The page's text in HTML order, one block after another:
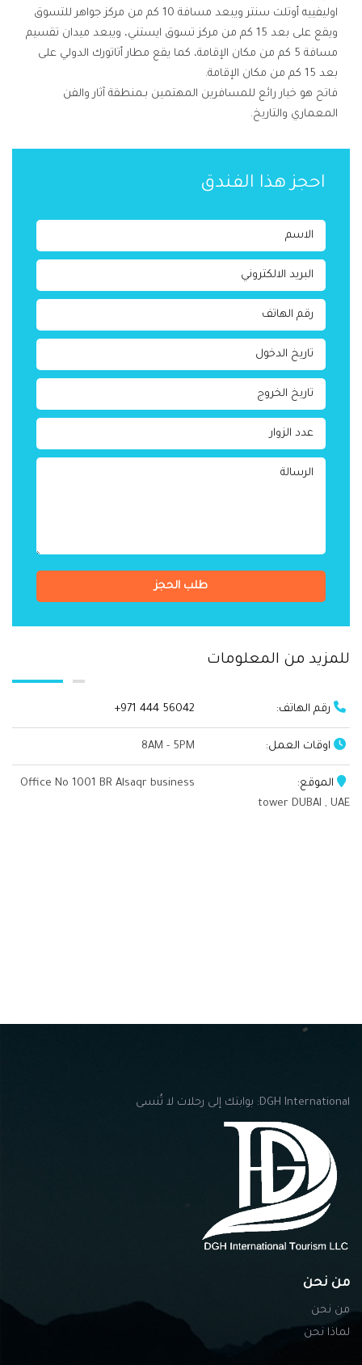
اوليفييه أوتلت سنتر ويبعد مسافة 10 كم من مركز جواهر للتسوق
ويقع على بعد 15 كم من مركز تسوق ايستني، ويبعد ميدان تقسيم
مسافة 5 كم من مكان الإقامة، كما يقع مطار أتاتورك الدولي على
بعد 15 كم من مكان الإقامة.
فاتح هو خيار رائع للمسافرين المهتمين بـمنطقة آثار والفن
المعماري والتاريخ.
احجز هذا الفندق
طلب الحجز
للمزيد من المعلومات
رقم الهاتف: +971 444 56042
اوقات العمل:
الموقع:
Office No 1001 BR Alsaqr business
tower DUBAI , UAE
DGH International: بوابتك إلى رحلات لا تُنسى
من نحن
من نحن
لماذا نحن